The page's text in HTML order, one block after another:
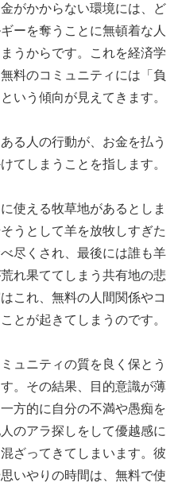
がかからない環境には、ど
ーを奪うことに無頓着な人
うからです。これを経済学
料のコミュニティには「負
いう傾向が見えてきます。
る人の行動が、お金を払う
てしまうことを指します。
使える牧草地があるとしま
うとして羊を放牧しすぎた
尽くされ、最後には誰も羊
れ果ててしまう共有地の悲
これ、無料の人間関係やコ
とが起きてしまうのです。
ュニティの質を良く保とう
。その結果、目的意識が薄
方的に自分の不満や愚痴を
のアラ探しをして優越感に
ざってきてしまいます。彼
いやりの時間は、無料で使